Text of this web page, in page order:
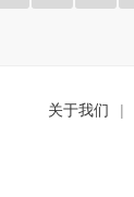
关于我们 |